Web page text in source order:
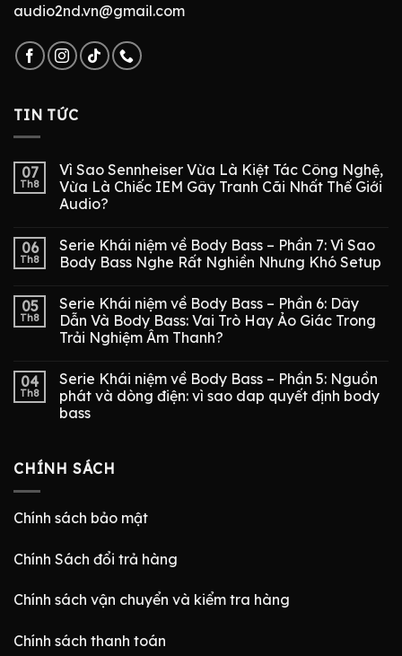
audio2nd.vn@gmail.com
TIN TỨC
07
Th8
Vì Sao Sennheiser Vừa Là Kiệt Tác Công Nghệ,
Vừa Là Chiếc IEM Gây Tranh Cãi Nhất Thế Giới
Audio?
06
Th8
Serie Khái niệm về Body Bass – Phần 7: Vì Sao
Body Bass Nghe Rất Nghiền Nhưng Khó Setup
05
Th8
Serie Khái niệm về Body Bass – Phần 6: Dây
Dẫn Và Body Bass: Vai Trò Hay Ảo Giác Trong
Trải Nghiệm Âm Thanh?
04
Th8
Serie Khái niệm về Body Bass – Phần 5: Nguồn
phát và dòng điện: vì sao dap quyết định body
bass
CHÍNH SÁCH
Chính sách bảo mật
Chính Sách đổi trả hàng
Chính sách vận chuyển và kiểm tra hàng
Chính sách thanh toán